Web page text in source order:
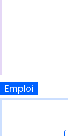
Emploi